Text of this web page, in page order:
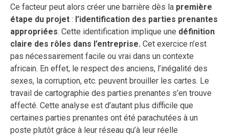
Ce facteur peut alors créer une barrière dès la première
étape du projet : l’identification des parties prenantes
appropriées. Cette identification implique une définition
claire des rôles dans l’entreprise. Cet exercice n’est
pas nécessairement facile ou vrai dans un contexte
africain. En effet, le respect des anciens, l’inégalité des
sexes, la corruption, etc. peuvent brouiller les cartes. Le
travail de cartographie des parties prenantes s’en trouve
affecté. Cette analyse est d’autant plus difficile que
certaines parties prenantes ont été parachutées à un
poste plutôt grâce à leur réseau qu’à leur réelle